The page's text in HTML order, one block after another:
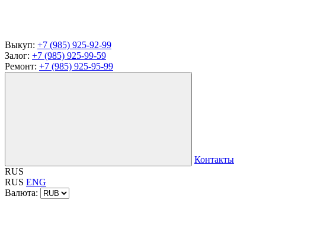
Выкуп: +7 (985) 925-92-99
Залог: +7 (985) 925-99-59
Ремонт: +7 (985) 925-95-99
Контакты
RUS
RUS ENG
Валюта: